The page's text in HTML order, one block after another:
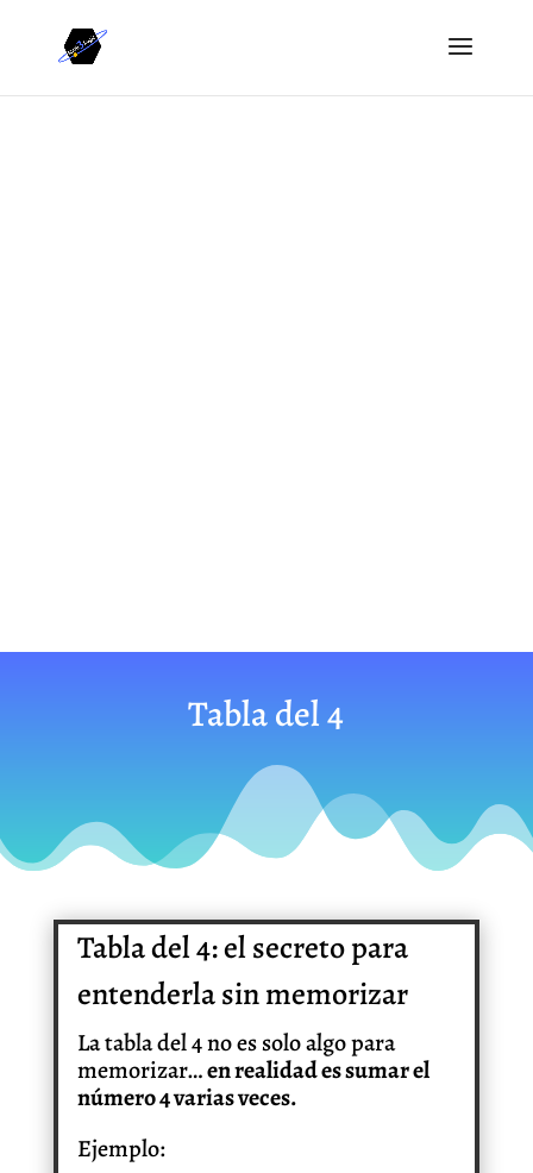
Tabla del 4
Tabla del 4: el secreto para
entenderla sin memorizar
La tabla del 4 no es solo algo para
memorizar…en realidad es sumar el
número 4 varias veces.
Ejemplo: